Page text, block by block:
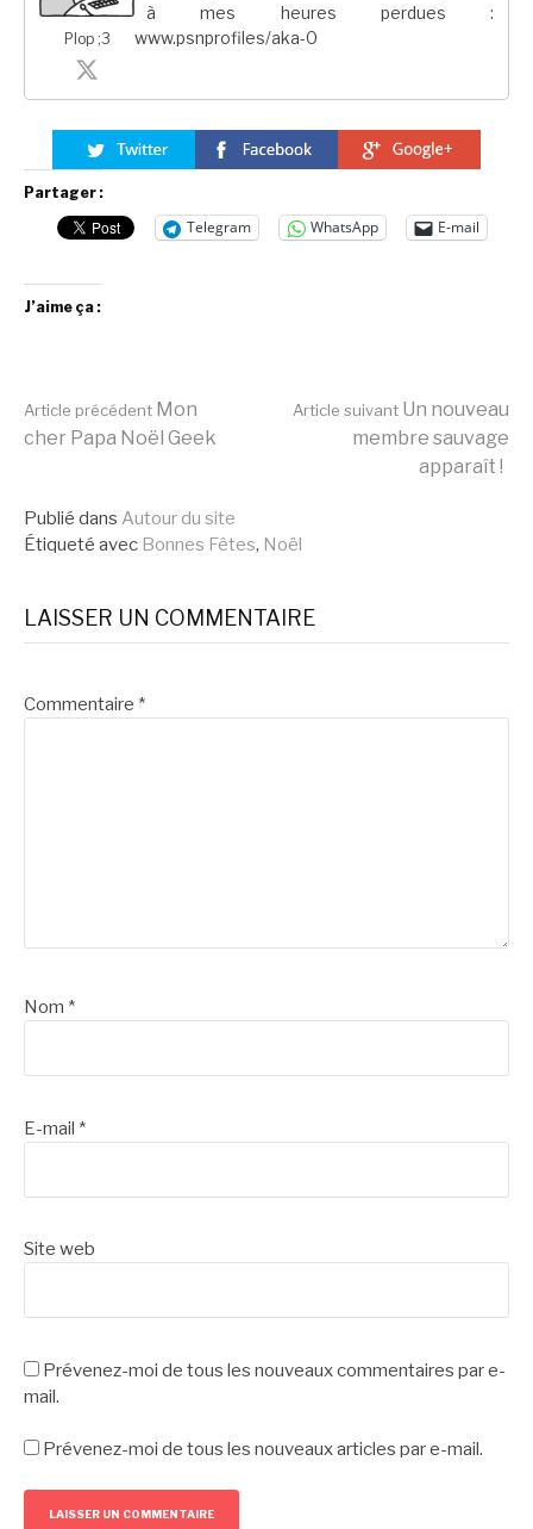
Plop ;3
à mes heures perdues :
www.psnprofiles/aka-0
Partager :
Telegram WhatsApp E-mail
J’aime ça :
Lire
la
Article précédent Mon
cher Papa Noël Geek
Article suivant Un nouveau
membre sauvage
apparaît !
Publié dans Autour du site
Étiqueté avec Bonnes Fêtes, Noël
LAISSER UN COMMENTAIRE
Commentaire *
Nom *
E-mail *
Site web
Prévenez-moi de tous les nouveaux commentaires par e-
mail.
Prévenez-moi de tous les nouveaux articles par e-mail.